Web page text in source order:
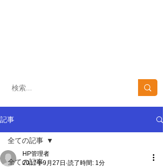
記事
全ての記事
全ての記事
HP管理者
2017年9月27日 読了時間: 1分